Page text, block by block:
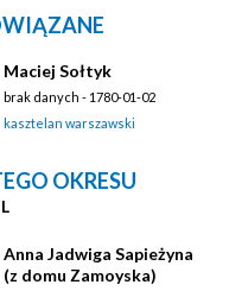
Maciej Sołtyk
brak danych - 1780-01-02
kasztelan warszawski
OKRESU
Anna Jadwiga Sapieżyna
(z domu Zamoyska)